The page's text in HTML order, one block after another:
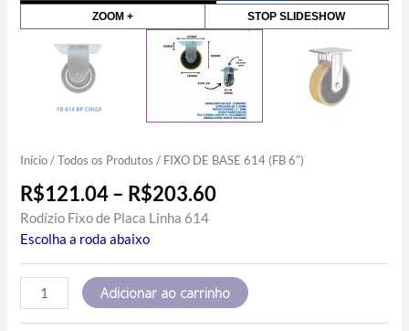
ZOOM + STOP SLIDESHOW
Início/Todos os Produtos / FIXO DE BASE 614 (FB 6″)
R$121.04– R$203.60
Rodízio Fixo de Placa Linha 614
Escolha a roda abaixo
Adicionar ao carrinho